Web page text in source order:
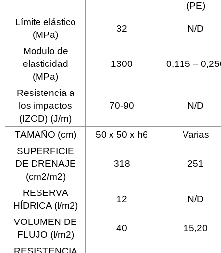
(PE)
Límite elástico
(MPa)
32 N/D
Modulo de
elasticidad
(MPa)
1300 0,115 –
Resistencia a
los impactos
(IZOD) (J/m)
70-90 N/D
TAMAÑO (cm) 50 x 50 x h6
Varias
SUPERFICIE
DE DRENAJE
(cm2/m2)
318 251
RESERVA
HÍDRICA (l/m2)
12 N/D
VOLUMEN DE
FLUJO (l/m2)
40 15,20